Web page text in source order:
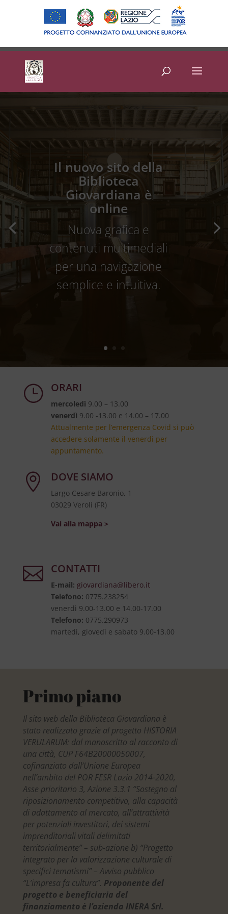
Il nuovo sito della
Biblioteca
Giovardiana è
online
Nuova grafica e
contenuti multimediali
per una navigazione
semplice e intuitiva.
} ORARI
mercoledì 9.00 – 13.00
venerdì 9.00 -13.00 e 14.00 – 17.00
Attualmente per l’emergenza Covid si può
accedere solamente il venerdì per
appuntamento.
 DOVE SIAMO
Largo Cesare Baronio, 1
03029 Veroli (FR)
Vai alla mappa >
 CONTATTI
E-mail: giovardiana@libero.it
Telefono: 0775.238254
venerdì 9.00-13.00 e 14.00-17.00
Telefono: 0775.290973
martedì, giovedì e sabato 9.00-13.00
Primo piano
Il sito web della Biblioteca Giovardiana è
stato realizzato grazie al progetto HISTORIA
VERULARUM: dal manoscritto al racconto di
una città, CUP F64B20000050007,
cofinanziato dall’Unione Europea
nell’ambito del POR FESR Lazio 2014-2020,
Asse prioritario 3, Azione 3.3.1 “Sostegno al
riposizionamento competitivo, alla capacità
di adattamento al mercato, all’attrattività
per potenziali investitori, dei sistemi
imprenditoriali vitali delimitati
territorialmente” – sub-azione b) “Progetto
integrato per la valorizzazione culturale di
specifici tematismi” – Avviso pubblico
“L’impresa fa cultura”. Proponente del
progetto e beneficiaria del
finanziamento è l’azienda INERA Srl.